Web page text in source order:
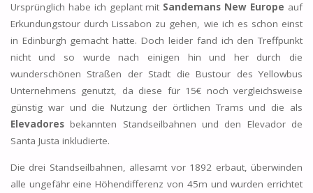
Ursprünglich habe ich geplant mit Sandemans New Europe auf
Erkundungstour durch Lissabon zu gehen, wie ich es schon einst
in Edinburgh gemacht hatte. Doch leider fand ich den Treffpunkt
nicht und so wurde nach einigen hin und her durch die
wunderschönen Straßen der Stadt die Bustour des Yellowbus
Unternehmens genutzt, da diese für 15€ noch vergleichsweise
günstig war und die Nutzung der örtlichen Trams und die als
Elevadoresbekannten Standseilbahnen und den Elevador de
Santa Justa inkludierte.
Die drei Standseilbahnen, allesamt vor 1892 erbaut, überwinden
alle ungefähr eine Höhendifferenz von 45m und wurden errichtet